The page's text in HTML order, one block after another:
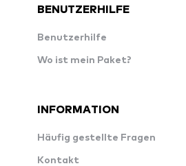
BENUTZERHILFE
Benutzerhilfe
Wo ist mein Paket?
INFORMATION
Häufig gestellte Fragen
Kontakt